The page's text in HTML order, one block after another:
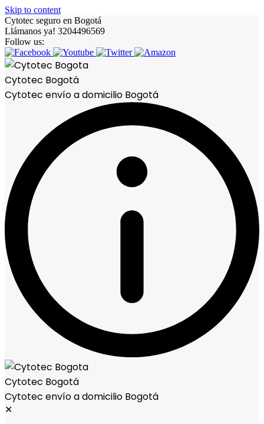
Skip to content
Cytotec seguro en Bogotá
Llámanos ya! 3204496569
Follow us:
Cytotec Bogotá
Cytotec envío a domicilio Bogotá
Cytotec Bogotá
Cytotec envío a domicilio Bogotá
✕